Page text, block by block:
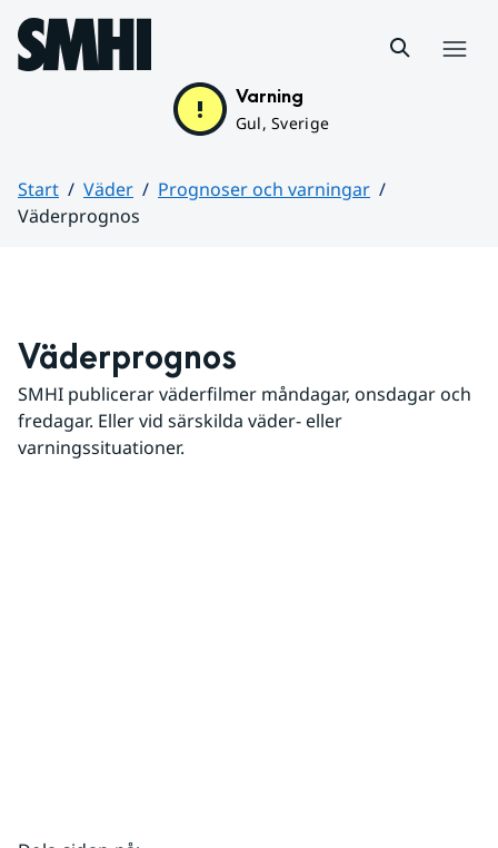
Hoppa till sidans innehåll
Varning
Gul, Sverige
Start Väder
Prognoser och varningar
Väderprognos
Väderprognos
SMHI publicerar väderfilmer måndagar, onsdagar och
fredagar. Eller vid särskilda väder- eller
varningssituationer.